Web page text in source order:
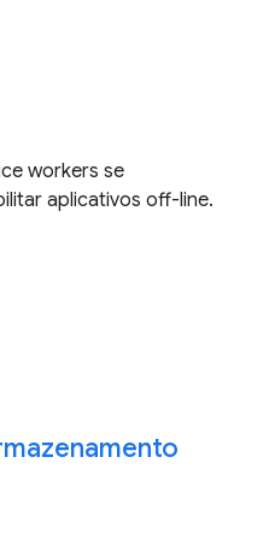
workers se
aplicativos off-line.